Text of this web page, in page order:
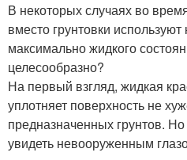
В некоторых случаях во
вместо грунтовки
максимально жидкого
целесообразно?
На первый взгляд, жидкая
уплотняет поверхность не
предназначенных грунтов.
увидеть невооруженным